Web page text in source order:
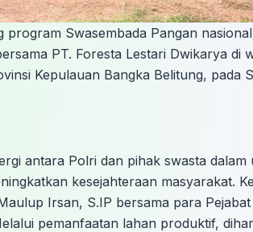
Swasembada Pangan
PT. Foresta Lestari Dwikarya di
Kepulauan Bangka Belitung, pada
antara Polri dan pihak swasta dalam
kesejahteraan masyarakat.
Irsan, S.IP bersama para
pemanfaatan lahan produktif,